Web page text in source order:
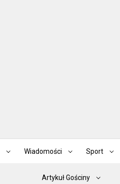
Wiadomości Sport
Artykuł Gościny